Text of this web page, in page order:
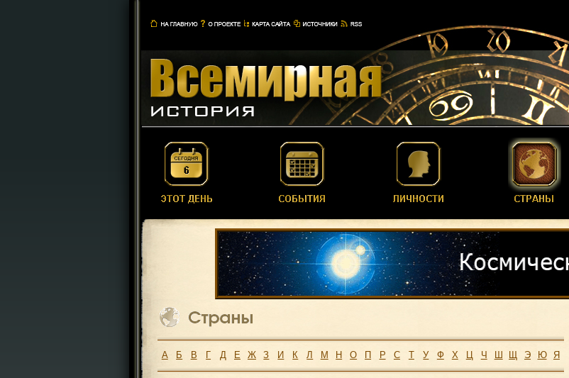
А Б В Г Д Е Ж З И К Л М Н О П Р С Т У Ф Х Ц Ч Ш Щ Э Ю Я